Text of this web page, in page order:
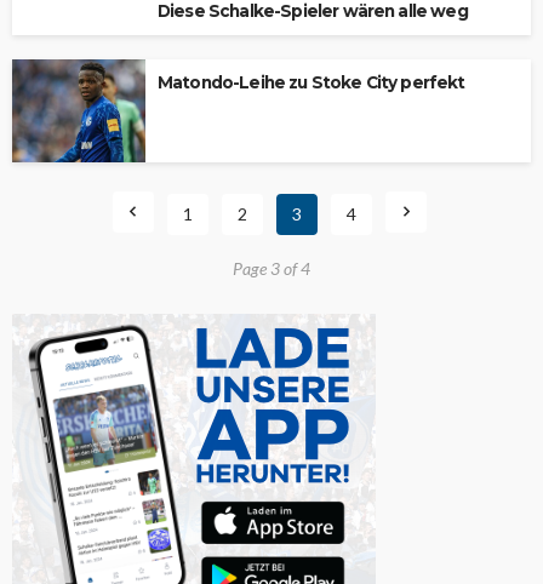
Diese Schalke-Spieler wären alle weg
Matondo-Leihe zu Stoke City perfekt
1 2 3 4
Page 3 of 4